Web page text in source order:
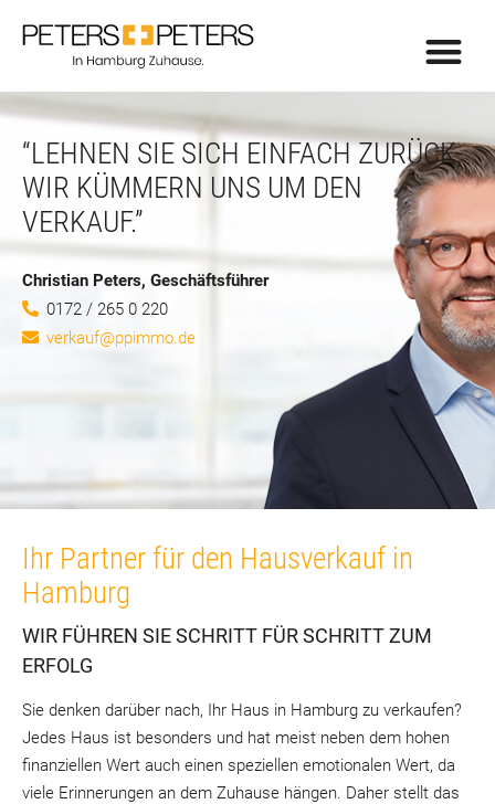
“LEHNEN SIE SICH EINFACH ZURÜCK,
WIR KÜMMERN UNS UM DEN
VERKAUF.”
Christian Peters, Geschäftsführer
0172 / 265 0 220
verkauf@ppimmo.de
Ihr Partner für den Hausverkauf in
Hamburg
WIR FÜHREN SIE SCHRITT FÜR SCHRITT ZUM
ERFOLG
Sie denken darüber nach, Ihr Haus in Hamburg zu verkaufen?
Jedes Haus ist besonders und hat meist neben dem hohen
finanziellen Wert auch einen speziellen emotionalen Wert, da
viele Erinnerungen an dem Zuhause hängen. Daher stellt das